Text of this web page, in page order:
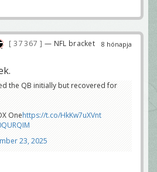
8 hónapja
37 367
— NFL bracket
the QB initially but recovered for
Onehttps://t.co/HkKw7uXVnt
23, 2025